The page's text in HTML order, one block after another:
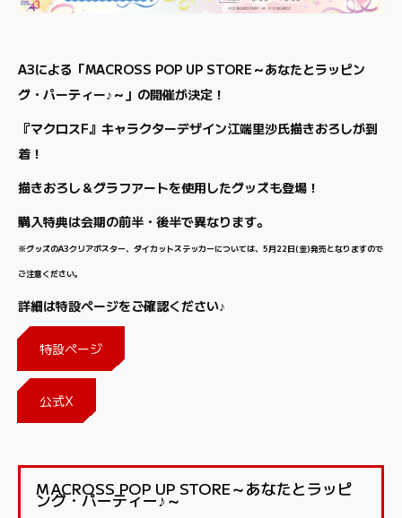
A3による「MACROSS POP UP STORE～あなたとラッピン
グ・パーティー♪～」の開催が決定！
『マクロスF』キャラクターデザイン江端里沙氏描きおろしが到
着！
描きおろし＆グラフアートを使用したグッズも登場！
購入特典は会期の前半・後半で異なります。
※グッズのA3クリアポスター、ダイカットステッカーについては、5月22日(金)発売となりますので
ご注意ください。
詳細は特設ページをご確認ください♪
特設ページ
公式X
MACROSS POP UP STORE～あなたとラッピ
ング・パーティー♪～